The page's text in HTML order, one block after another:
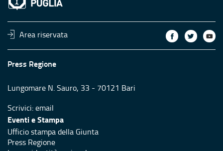
Area riservata
Press Regione
Lungomare N. Sauro, 33 - 70121 Bari
Scrivici:email
Eventi e Stampa
Ufficio stampa della Giunta
Press Regione